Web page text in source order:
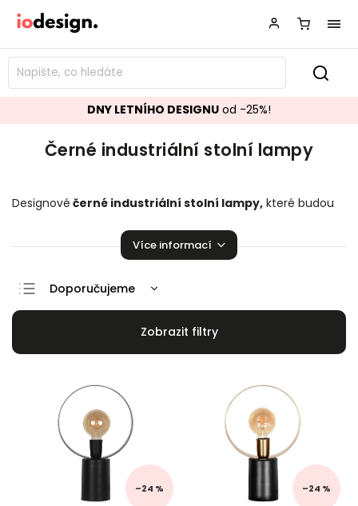
DNY LETNÍHO DESIGNU od -25%!
Černé industriální stolní lampy
Designové černé industriální stolní lampy, které budou
úroveň Vaší domácnosti.
Více informací
Doporučujeme
Nejlevnější
Abecedně
–24 % –24 %